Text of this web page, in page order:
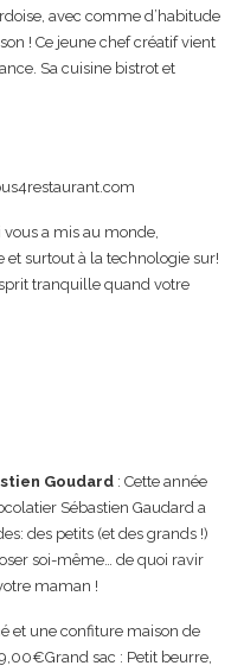
avec comme d’habitude
! Ce jeune chef créatif vient
Sa cuisine bistrot et
a mis au monde,
surtout à la technologie sur!
tranquille quand votre
Goudard : Cette année
Sébastien Gaudard a
des petits (et des grands !)
soi-même… de quoi ravir
maman !
et une confiture maison de
sac : Petit beurre,